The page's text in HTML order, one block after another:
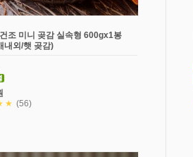
조 미니 곶감 실속형 600gx1봉
내외/햇 곶감)
(56)